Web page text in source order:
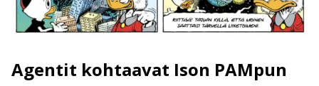
Agentit kohtaavat Ison PAMpun